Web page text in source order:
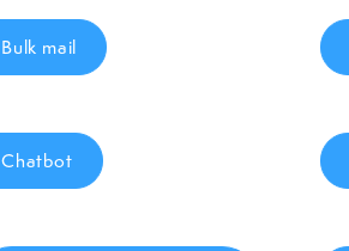
Bulk mail
Chatbot